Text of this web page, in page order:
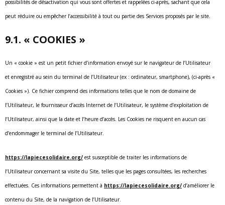
possibilités de désactivation qui vous sont offertes et rappelées ci-après, sachant que cela
peut réduire ou empêcher l’accessibilité à tout ou partie des Services proposés par le site.
9.1. « COOKIES »
Un « cookie » est un petit fichier d’information envoyé sur le navigateur de l’Utilisateur
et enregistré au sein du terminal de l’Utilisateur (ex : ordinateur, smartphone), (ci-après «
Cookies »). Ce fichier comprend des informations telles que le nom de domaine de
l’Utilisateur, le fournisseur d’accès Internet de l’Utilisateur, le système d’exploitation de
l’Utilisateur, ainsi que la date et l’heure d’accès. Les Cookies ne risquent en aucun cas
d’endommager le terminal de l’Utilisateur.
https://lapiecesolidaire.org/ est susceptible de traiter les informations de
l’Utilisateur concernant sa visite du Site, telles que les pages consultées, les recherches
effectuées. Ces informations permettent à https://lapiecesolidaire.org/ d’améliorer le
contenu du Site, de la navigation de l’Utilisateur.